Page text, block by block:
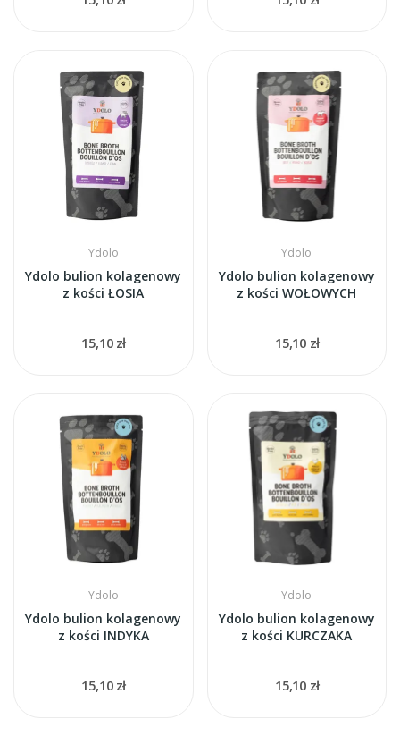
Ydolo
Ydolo bulion kolagenowy
z kości ŁOSIA
15,10 zł
Ydolo
Ydolo bulion kolagenowy
z kości WOŁOWYCH
15,10 zł
Ydolo
Ydolo bulion kolagenowy
z kości INDYKA
15,10 zł
Ydolo
Ydolo bulion kolagenowy
z kości KURCZAKA
15,10 zł